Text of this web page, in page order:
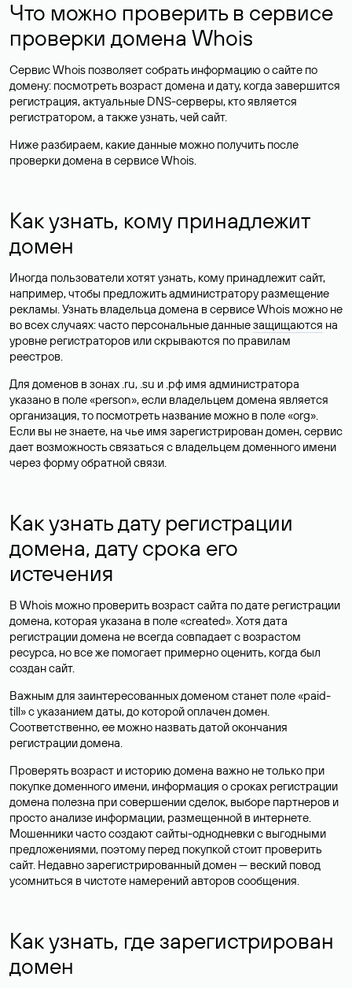
Что можно проверить в сервисе
проверки домена Whois
Сервис Whois позволяет собрать информацию о сайте по
домену: посмотреть возраст домена и дату, когда завершится
регистрация, актуальные DNS-серверы, кто является
регистратором, а также узнать, чей сайт.
Ниже разбираем, какие данные можно получить после
проверки домена в сервисе Whois.
Как узнать, кому принадлежит
домен
Иногда пользователи хотят узнать, кому принадлежит сайт,
например, чтобы предложить администратору размещение
рекламы. Узнать владельца домена в сервисе Whois можно не
во всех случаях: часто персональные данныезащищаются на
уровне регистраторов или скрываются по правилам
реестров.
Для доменов в зонах .ru, .su и .рф имя администратора
указано в поле «person», если владельцем домена является
организация, то посмотреть название можно в поле «org».
Если вы не знаете, на чье имя зарегистрирован домен, сервис
дает возможность связаться с владельцем доменного имени
через форму обратной связи.
Как узнать дату регистрации
домена, дату срока его
истечения
В Whois можно проверить возраст сайта по дате регистрации
домена, которая указана в поле «created». Хотя дата
регистрации домена не всегда совпадает с возрастом
ресурса, но все же помогает примерно оценить, когда был
создан сайт.
Важным для заинтересованных доменом станет поле «paid-
till» с указанием даты, до которой оплачен домен.
Соответственно, ее можно назвать датой окончания
регистрации домена.
Проверять возраст и историю домена важно не только при
покупке доменного имени, информация о сроках регистрации
домена полезна при совершении сделок, выборе партнеров и
просто анализе информации, размещенной в интернете.
Мошенники часто создают сайты-однодневки с выгодными
предложениями, поэтому перед покупкой стоит проверить
сайт. Недавно зарегистрированный домен — веский повод
усомниться в чистоте намерений авторов сообщения.
Как узнать, где зарегистрирован
домен